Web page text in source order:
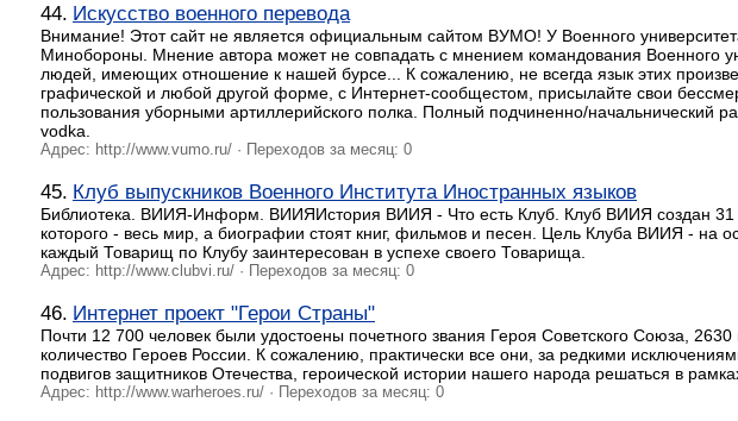
44. Искусство военного перевода
Внимание! Этот сайт не является официальным сайтом ВУМО! У Военного
Минобороны. Мнение автора может не совпадать с мнением командования Военного
людей, имеющих отношение к нашей бурсе... К сожалению, не всегда язык этих
графической и любой другой форме, с Интернет-сообщестом, присылайте свои
пользования уборными артиллерийского полка. Полный подчиненно/начальнический
vodka.
Адрес: http://www.vumo.ru/ · Переходов за месяц: 0
45. Клуб выпускников Военного Института Иностранных языков
Библиотека. ВИИЯ-Информ. ВИИЯИстория ВИИЯ - Что есть Клуб. Клуб ВИИЯ создан 31
которого - весь мир, а биографии стоят книг, фильмов и песен. Цель Клуба ВИИЯ - на
каждый Товарищ по Клубу заинтересован в успехе своего Товарища.
Адрес: http://www.clubvi.ru/ · Переходов за месяц: 0
46. Интернет проект "Герои Страны"
Почти 12 700 человек были удостоены почетного звания Героя Советского Союза,
количество Героев России. К сожалению, практически все они, за редкими
подвигов защитников Отечества, героической истории нашего народа решаться в
Адрес: http://www.warheroes.ru/ · Переходов за месяц: 0